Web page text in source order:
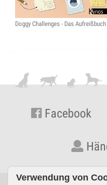
Doggy Challenges - Das Aufreißbuch
Facebook
Verwendung von